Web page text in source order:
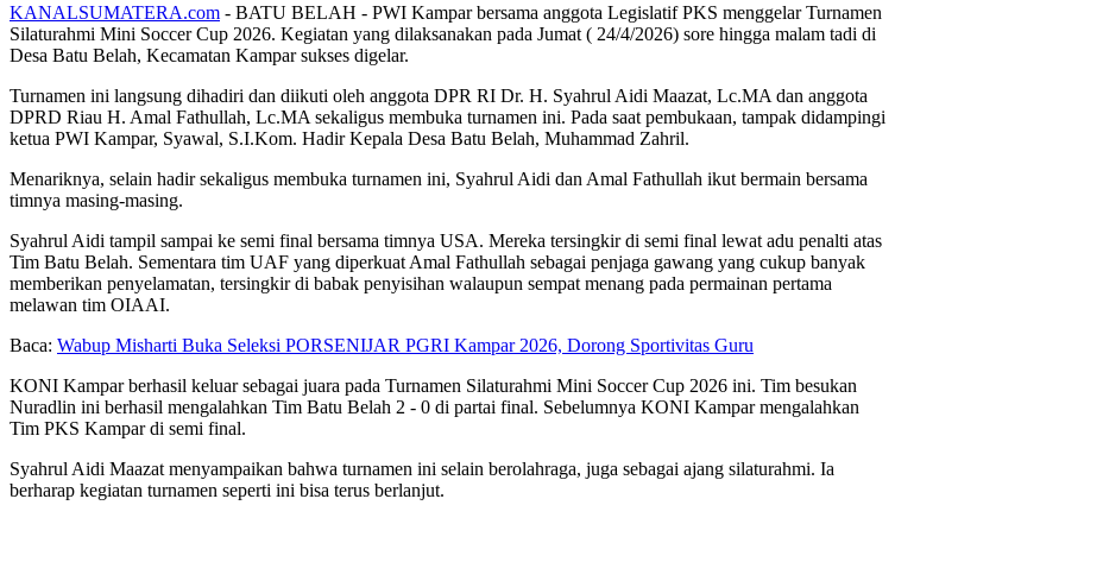
KANALSUMATERA.com - BATU BELAH - PWI Kampar bersama anggota Legislatif PKS menggelar Turnamen
Silaturahmi Mini Soccer Cup 2026. Kegiatan yang dilaksanakan pada Jumat ( 24/4/2026) sore hingga malam tadi di
Desa Batu Belah, Kecamatan Kampar sukses digelar.
Turnamen ini langsung dihadiri dan diikuti oleh anggota DPR RI Dr. H. Syahrul Aidi Maazat, Lc.MA dan anggota
DPRD Riau H. Amal Fathullah, Lc.MA sekaligus membuka turnamen ini. Pada saat pembukaan, tampak didampingi
ketua PWI Kampar, Syawal, S.I.Kom. Hadir Kepala Desa Batu Belah, Muhammad Zahril.
Menariknya, selain hadir sekaligus membuka turnamen ini, Syahrul Aidi dan Amal Fathullah ikut bermain bersama
timnya masing-masing.
Syahrul Aidi tampil sampai ke semi final bersama timnya USA. Mereka tersingkir di semi final lewat adu penalti atas
Tim Batu Belah. Sementara tim UAF yang diperkuat Amal Fathullah sebagai penjaga gawang yang cukup banyak
memberikan penyelamatan, tersingkir di babak penyisihan walaupun sempat menang pada permainan pertama
melawan tim OIAAI.
Baca: Wabup Misharti Buka Seleksi PORSENIJAR PGRI Kampar 2026, Dorong Sportivitas Guru
KONI Kampar berhasil keluar sebagai juara pada Turnamen Silaturahmi Mini Soccer Cup 2026 ini. Tim besukan
Nuradlin ini berhasil mengalahkan Tim Batu Belah 2 - 0 di partai final. Sebelumnya KONI Kampar mengalahkan
Tim PKS Kampar di semi final.
Syahrul Aidi Maazat menyampaikan bahwa turnamen ini selain berolahraga, juga sebagai ajang silaturahmi. Ia
berharap kegiatan turnamen seperti ini bisa terus berlanjut.